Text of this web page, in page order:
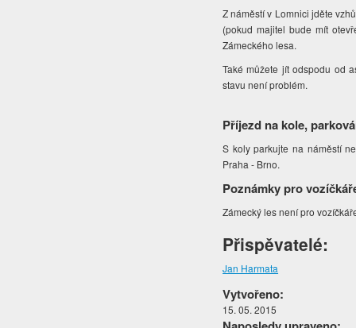
Z náměstí v Lomnici jděte
(pokud majitel bude mít
Zámeckého lesa.
Také můžete jít odspodu od
stavu není problém.
Příjezd na kole,
S koly parkujte na náměstí
Praha - Brno.
Poznámky pro
Zámecký les není pro
Přispěvatelé:
Jan Harmata
Vytvořeno:
15. 05. 2015